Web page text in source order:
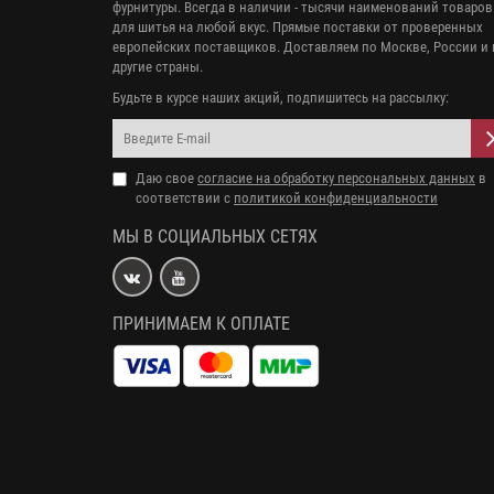
фурнитуры. Всегда в наличии - тысячи наименований товаров
для шитья на любой вкус. Прямые поставки от проверенных
европейских поставщиков. Доставляем по Москве, России и
другие страны.
Будьте в курсе наших акций, подпишитесь на рассылку:
Даю свое согласие на обработку персональных данных в
соответствии с политикой конфиденциальности
МЫ В СОЦИАЛЬНЫХ СЕТЯХ
ПРИНИМАЕМ К ОПЛАТЕ